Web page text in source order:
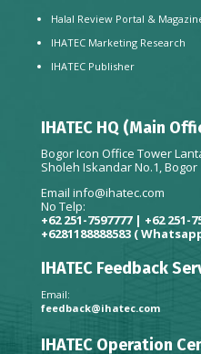
Halal Review Portal &
IHATEC Marketing Research
IHATEC Publisher
IHATEC HQ (Main
Bogor Icon Office Tower
Sholeh Iskandar No.1, Bogor
Email info@ihatec.com
No Telp:
+62 251-7597777 | +62 251-
+6281188888583 (
IHATEC Feedback
Email:
feedback@ihatec.com
IHATEC Operation